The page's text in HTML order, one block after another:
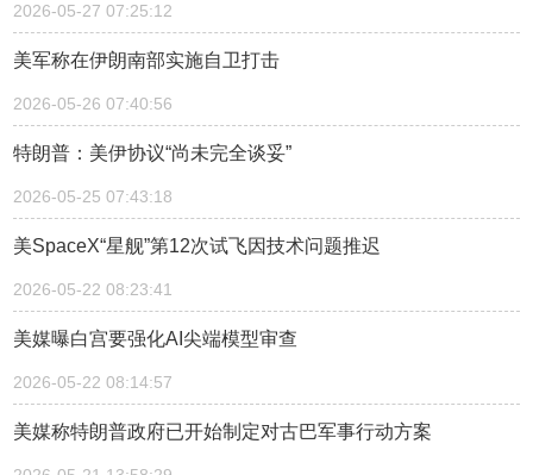
2026-05-27 07:25:12
美军称在伊朗南部实施自卫打击
2026-05-26 07:40:56
特朗普：美伊协议“尚未完全谈妥”
2026-05-25 07:43:18
美SpaceX“星舰”第12次试飞因技术问题推迟
2026-05-22 08:23:41
美媒曝白宫要强化AI尖端模型审查
2026-05-22 08:14:57
美媒称特朗普政府已开始制定对古巴军事行动方案